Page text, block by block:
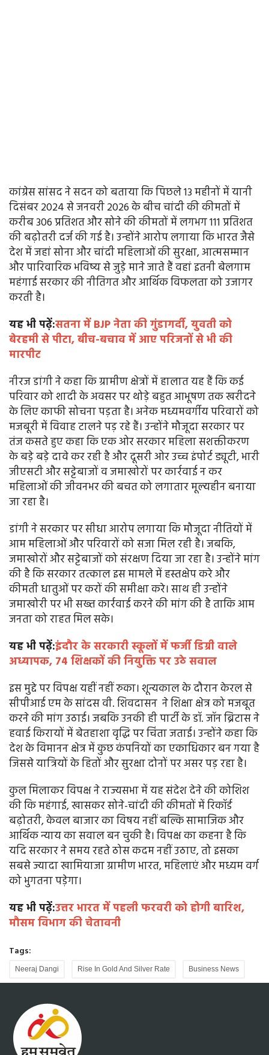
कांग्रेस सांसद ने सदन को बताया कि पिछले 13 महीनों में यानी
दिसंबर 2024 से जनवरी 2026 के बीच चांदी की कीमतों में
करीब 306 प्रतिशत और सोने की कीमतों में लगभग 111 प्रतिशत
की बढ़ोतरी दर्ज की गई है। उन्होंने आरोप लगाया कि भारत जैसे
देश में जहां सोना और चांदी महिलाओं की सुरक्षा, आत्मसम्मान
और पारिवारिक भविष्य से जुड़े माने जाते हैं वहां इतनी बेलगाम
महंगाई सरकार की नीतिगत और आर्थिक विफलता को उजागर
करती है।
यह भी पढ़ें:सतना में BJP नेता की गुंडागर्दी, युवती को
बेरहमी से पीटा, बीच-बचाव में आए परिजनों से भी की
मारपीट
नीरज डांगी ने कहा कि ग्रामीण क्षेत्रों में हालात यह हैं कि कई
परिवार को शादी के अवसर पर थोड़े बहुत आभूषण तक खरीदने
के लिए काफी सोचना पड़ता है। अनेक मध्यमवर्गीय परिवारों को
मजबूरी में विवाह टालने पड़ रहे हैं। उन्होंने मौजूदा सरकार पर
तंज कसते हुए कहा कि एक ओर सरकार महिला सशक्तीकरण
के बड़े बड़े दावे कर रही है और दूसरी ओर उच्च इंपोर्ट ड्यूटी, भारी
जीएसटी और सट्टेबाजों व जमाखोरों पर कार्रवाई न कर
महिलाओं की जीवनभर की बचत को लगातार मूल्यहीन बनाया
जा रहा है।
डांगी ने सरकार पर सीधा आरोप लगाया कि मौजूदा नीतियों में
आम महिलाओं और परिवारों को सजा मिल रही है। जबकि,
जमाखोरों और सट्टेबाजों को संरक्षण दिया जा रहा है। उन्होंने मांग
की है कि सरकार तत्काल इस मामले में हस्तक्षेप करे और
कीमती धातुओं पर करों की समीक्षा करे। साथ ही उन्होंने
जमाखोरी पर भी सख्त कार्रवाई करने की मांग की है ताकि आम
जनता को राहत मिल सके।
यह भी पढ़ें:इंदौर के सरकारी स्कूलों में फर्जी डिग्री वाले
अध्यापक, 74 शिक्षकों की नियुक्ति पर उठे सवाल
इस मुद्दे पर विपक्ष यहीं नहीं रुका। शून्यकाल के दौरान केरल से
सीपीआई एम के सांदस वी. शिवदासन ने शिक्षा क्षेत्र को मजबूत
करने की मांग उठाई। जबकि उनकी ही पार्टी के डॉ. जॉन ब्रिटास ने
हवाई किरायों में बेतहाशा वृद्धि पर चिंता जताई। उन्होंने कहा कि
देश के विमानन क्षेत्र में कुछ कंपनियों का एकाधिकार बन गया है
जिससे यात्रियों के हितों और सुरक्षा दोनों पर असर पड़ रहा है।
कुल मिलाकर विपक्ष ने राज्यसभा में यह संदेश देने की कोशिश
की कि महंगाई, खासकर सोने-चांदी की कीमतों में रिकॉर्ड
बढ़ोतरी, केवल बाजार का विषय नहीं बल्कि सामाजिक और
आर्थिक न्याय का सवाल बन चुकी है। विपक्ष का कहना है कि
यदि सरकार ने समय रहते ठोस कदम नहीं उठाए, तो इसका
सबसे ज्यादा खामियाजा ग्रामीण भारत, महिलाएं और मध्यम वर्ग
को भुगतना पड़ेगा।
यह भी पढ़ें:उत्तर भारत में पहली फरवरी को होगी बारिश,
मौसम विभाग की चेतावनी
Tags:
Neeraj Dangi Rise In Gold And Silver Rate Business News